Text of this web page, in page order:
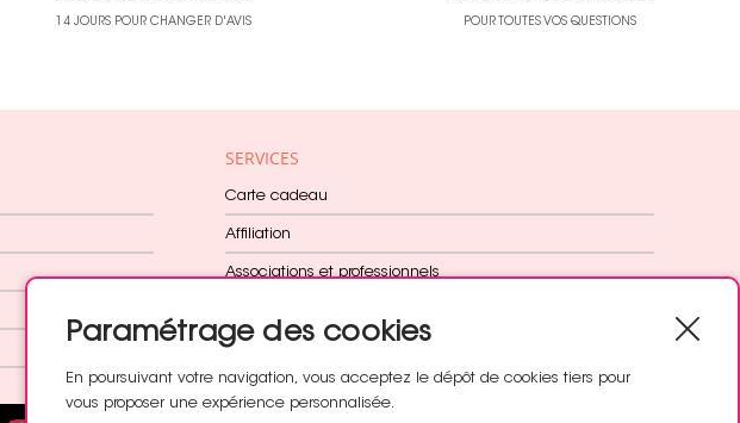
14 JOURS POUR CHANGER D'AVIS POUR TOUTES VOS QUESTIONS
SERVICES
Carte cadeau
Affiliation
Associations et professionnels
Cadeau dès 60€
Paramétrage des cookies
En poursuivant votre navigation, vous acceptez le dépôt de cookies tiers pour
vous proposer une expérience personnalisée.